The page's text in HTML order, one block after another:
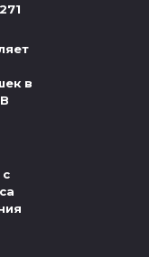
в